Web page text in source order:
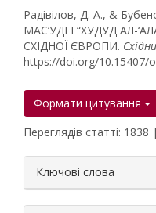
Радівілов, Д. А., &
МАС‘УДІ І “ХУДУД АЛ-
СХІДНОЇ ЄВРОПИ.
https://doi.org/10.15407/
Формати цитування
Переглядів статті:
Ключові слова